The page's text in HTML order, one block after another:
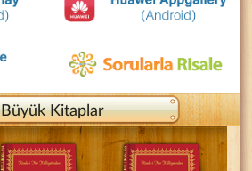
Büyük Kitaplar